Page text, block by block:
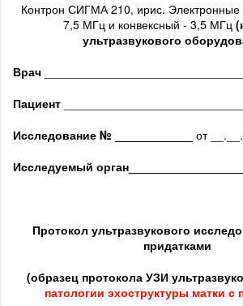
Контрон СИГМА 210, ирис. Электронные
7,5 МГц и конвексный - 3,5 МГц
ультразвукового
Врач
Пациент
Исследование № ____________ от
Исследуемый орган
Протокол ультразвукового
придатками
(образец протокола УЗИ
патологии эхоструктуры матки с